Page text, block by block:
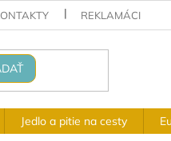
REKLAMÁCIA A
Jedlo a pitie na cesty